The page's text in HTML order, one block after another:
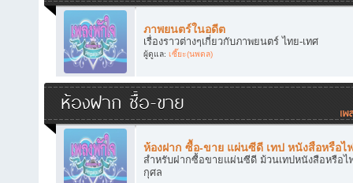
ภาพยนตร์ในอดีต
เรื่องราวต่างๆเกี่ยวกับภาพยนตร์ ไทย-เทศ
ผู้ดูแล: เซี๊ยะ(นพดล)
ห้องฝาก ซื้อ-ขาย
ห้องฝาก ซื้อ-ขาย แผ่นซีดี เทป หนังสือหรือไ
สำหรับฝากซื้อขายแผ่นซีดี ม้วนเทปหนังสือหรือไ
กุศล